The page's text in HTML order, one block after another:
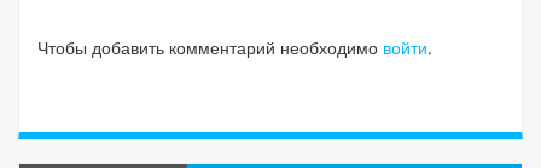
Чтобы добавить комментарий необходимо войти.